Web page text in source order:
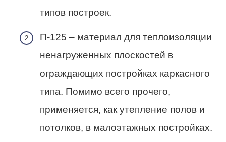
типов построек.
П-125 – материал для теплоизоляции
ненагруженных плоскостей в
ограждающих постройках каркасного
типа. Помимо всего прочего,
применяется, как утепление полов и
потолков, в малоэтажных постройках.